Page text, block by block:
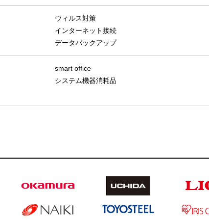
ウィルス対策
インターネット接続
データバックアップ
smart office
システム機器消耗品